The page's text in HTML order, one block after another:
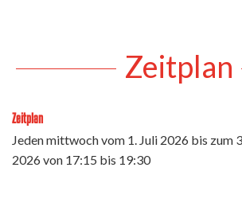
Zeitplan
Zeitplan
Jeden mittwoch vom 1. Juli 2026 bis zum
2026von 17:15 bis 19:30